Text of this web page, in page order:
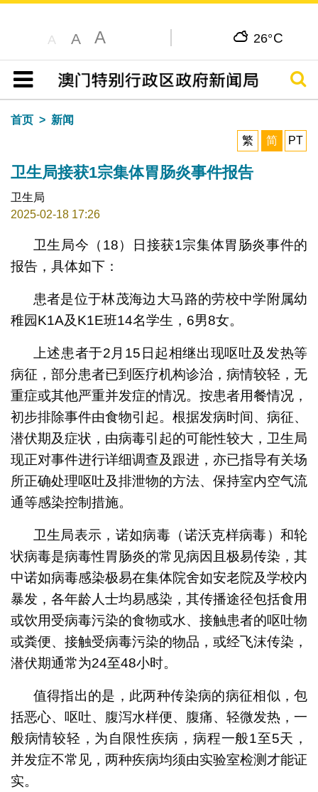
A A A 26°C
目录
搜寻
首页
新闻
繁
简 PT
卫生局接获1宗集体胃肠炎事件报告
卫生局
2025-02-18 17:26
卫生局今（18）日接获1宗集体胃肠炎事件的
报告，具体如下：
患者是位于林茂海边大马路的劳校中学附属幼
稚园K1A及K1E班14名学生，6男8女。
上述患者于2月15日起相继出现呕吐及发热等
病征，部分患者已到医疗机构诊治，病情较轻，无
重症或其他严重并发症的情况。按患者用餐情况，
初步排除事件由食物引起。根据发病时间、病征、
潜伏期及症状，由病毒引起的可能性较大，卫生局
现正对事件进行详细调查及跟进，亦已指导有关场
所正确处理呕吐及排泄物的方法、保持室内空气流
通等感染控制措施。
卫生局表示，诺如病毒（诺沃克样病毒）和轮
状病毒是病毒性胃肠炎的常见病因且极易传染，其
中诺如病毒感染极易在集体院舍如安老院及学校内
暴发，各年龄人士均易感染，其传播途径包括食用
或饮用受病毒污染的食物或水、接触患者的呕吐物
或粪便、接触受病毒污染的物品，或经飞沫传染，
潜伏期通常为24至48小时。
值得指出的是，此两种传染病的病征相似，包
括恶心、呕吐、腹泻水样便、腹痛、轻微发热，一
般病情较轻，为自限性疾病，病程一般1至5天，
并发症不常见，两种疾病均须由实验室检测才能证
实。